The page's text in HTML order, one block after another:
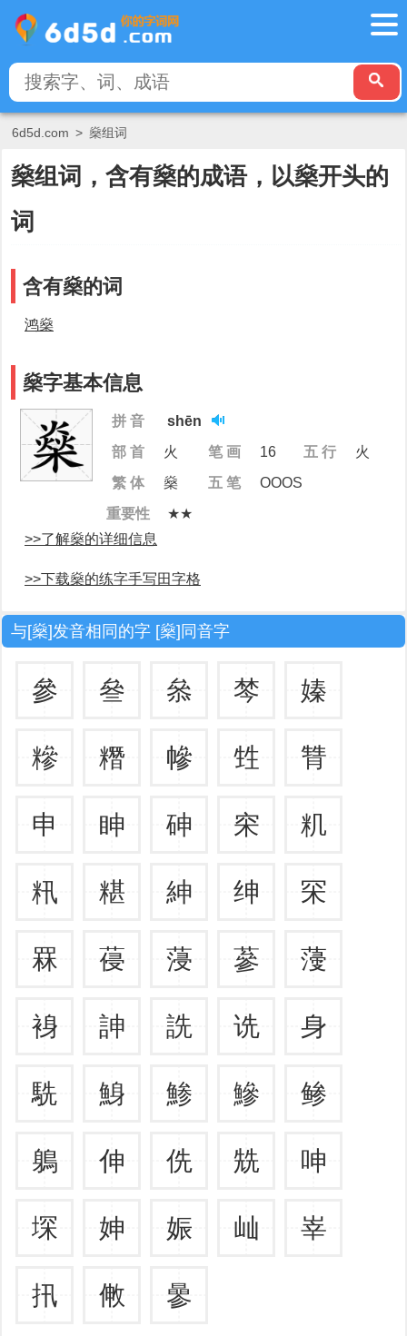
6d5d.com > 燊组词
燊组词，含有燊的成语，以燊开头的
词
含有燊的词
鸿燊
燊字基本信息
拼 音
shēn
部 首
火 笔 画 16 五 行
火
繁 体
燊 五 笔
OOOS
重要性
★★
>>了解燊的详细信息
>>下载燊的练字手写田字格
与[燊]发音相同的字 [燊]同音字
參 叄 叅 棽 嫀
糝 糣 幓 甡 甧
申 眒 砷 穼 籶
籸 糂 紳 绅 罙
罧 葠 蓡 蔘 薓
裑 訷 詵 诜 身
駪 鯓 鯵 鰺 鲹
鵢 伸 侁 兟 呻
堔 妽 娠 屾 峷
扟 敒 曑